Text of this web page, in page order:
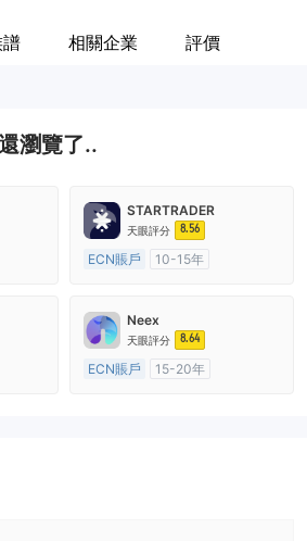
相關企業 評價
瀏覽了..
STARTRADER
天眼評分 8.56
ECN賬戶
10-15年
主標MT4
Neex
天眼評分 8.64
ECN賬戶
15-20年